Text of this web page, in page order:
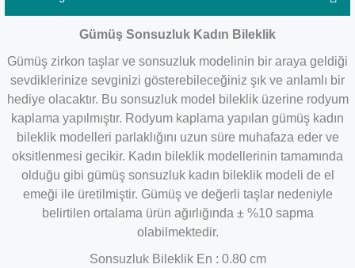
Gümüş Sonsuzluk Kadın Bileklik
Gümüş zirkon taşlar ve sonsuzluk modelinin bir araya geldiği
sevdiklerinize sevginizi gösterebileceğiniz şık ve anlamlı bir
hediye olacaktır. Bu sonsuzluk model bileklik üzerine rodyum
kaplama yapılmıştır. Rodyum kaplama yapılan gümüş kadın
bileklik modelleri parlaklığını uzun süre muhafaza eder ve
oksitlenmesi gecikir. Kadın bileklik modellerinin tamamında
olduğu gibi gümüş sonsuzluk kadın bileklik modeli de el
emeği ile üretilmiştir. Gümüş ve değerli taşlar nedeniyle
belirtilen ortalama ürün ağırlığında ± %10 sapma
olabilmektedir.
Sonsuzluk Bileklik En : 0.80cm